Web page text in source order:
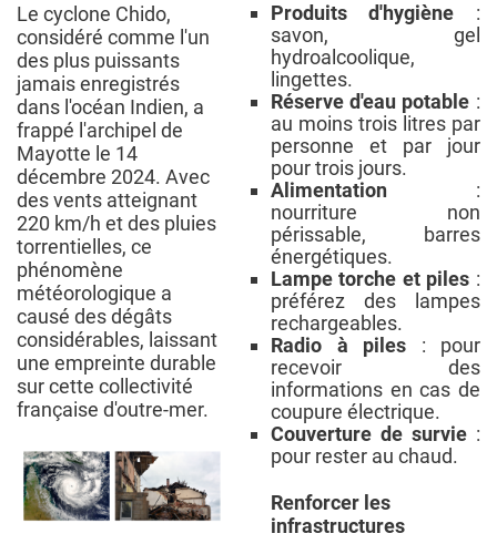
Le cyclone Chido,
considéré comme l'un
des plus puissants
jamais enregistrés
dans l'océan Indien, a
frappé l'archipel de
Mayotte le 14
décembre 2024. Avec
des vents atteignant
220 km/h et des pluies
torrentielles, ce
phénomène
météorologique a
causé des dégâts
considérables, laissant
une empreinte durable
sur cette collectivité
française d'outre-mer.
Produits d'hygiène :
savon, gel
hydroalcoolique,
lingettes.
Réserve d'eau potable :
au moins trois litres par
personne et par jour
pour trois jours.
Alimentation :
nourriture non
périssable, barres
énergétiques.
Lampe torche et piles :
préférez des lampes
rechargeables.
Radio à piles : pour
recevoir des
informations en cas de
coupure électrique.
Couverture de survie :
pour rester au chaud.
Renforcer les
infrastructures